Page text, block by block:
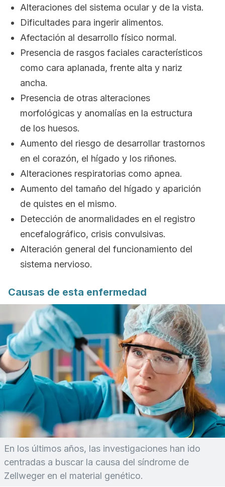
Alteraciones del sistema ocular y de la vista.
Dificultades para ingerir alimentos.
Afectación al desarrollo físico normal.
Presencia de rasgos faciales característicos
como cara aplanada, frente alta y nariz
ancha.
Presencia de otras alteraciones
morfológicas y anomalías en la estructura
de los huesos.
Aumento del riesgo de desarrollar trastornos
en el corazón, el hígado y los riñones.
Alteraciones respiratorias como apnea.
Aumento del tamaño del hígado y aparición
de quistes en el mismo.
Detección de anormalidades en el registro
encefalográfico, crisis convulsivas.
Alteración general del funcionamiento del
sistema nervioso.
Causas de esta enfermedad
En los últimos años, las investigaciones han ido
centradas a buscar la causa del síndrome de
Zellweger en el material genético.